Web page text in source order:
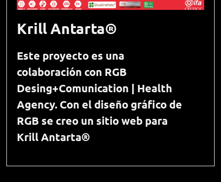
Krill Antarta®
Este proyecto es una
colaboración con RGB
Desing+Comunication | Health
Agency. Con el diseño gráfico de
RGB se creo un sitio web para
Krill Antarta®